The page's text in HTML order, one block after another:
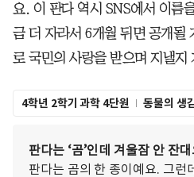
요. 이 판다 역시 SNS에서 이름
금 더 자라서 6개월 뒤면 공개될
로 국민의 사랑을 받으며 지낼지
4학년 2학기 과학 4단원 동물의 생
판다는 ‘곰’인데 겨울잠 안 잔
판다는 곰의 한 종이예요. 그런